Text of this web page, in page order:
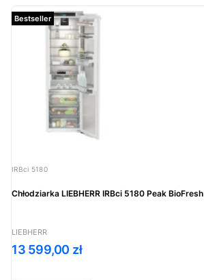
Bestseller
Kod produktu
IRBci 5180
Chłodziarka LIEBHERR IRBci 5180 Peak BioFresh
PRODUCENT
LIEBHERR
Cena
13 599,00 zł